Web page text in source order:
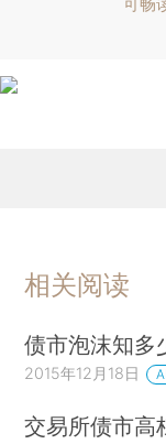
可畅
相关阅读
债市泡沫知多
2015年12月18日
交易所债市高